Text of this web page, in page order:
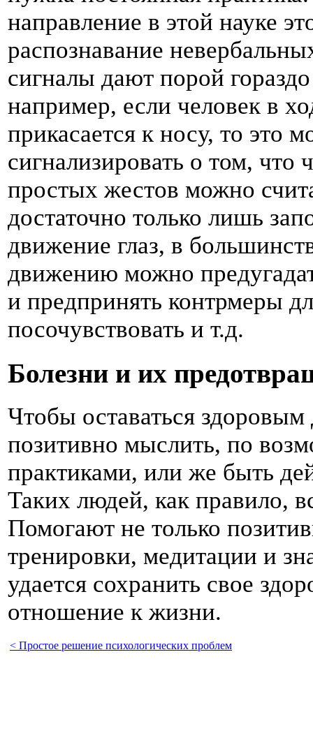
направление в этой науке
распознавание
сигналы дают порой
например, если человек в
прикасается к носу, то это
сигнализировать о том,
простых жестов можно
достаточно только лишь
движение глаз, в
движению можно
и предпринять контрмеры
посочувствовать и т.д.
Болезни и их
Чтобы оставаться здоровым
позитивно мыслить, по
практиками, или же быть
Таких людей, как правило,
Помогают не только
тренировки, медитации и
удается сохранить свое
отношение к жизни.
< Простое решение психологических проблем